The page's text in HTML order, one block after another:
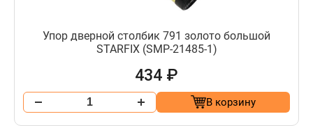
Упор дверной столбик 791 золото большой
STARFIX (SMP-21485-1)
434 ₽
В корзину